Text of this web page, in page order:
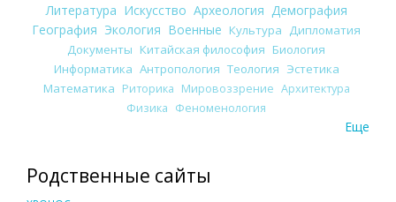
Литература Искусство Археология Демография
География Экология Военные Культура
Дипломатия
Документы Китайская философия Биология
Информатика Антропология Теология Эстетика
Математика Риторика Мировоззрение Архитектура
Физика Феноменология
Еще
Родственные сайты